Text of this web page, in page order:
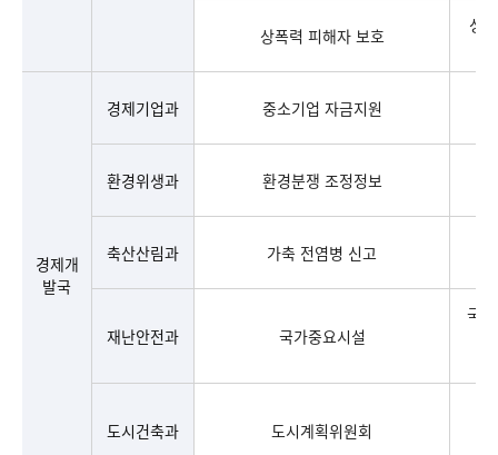
상폭력 피해자 보호 성
경제개
발국
경제기업과 중소기업 자금지원
환경위생과 환경분쟁 조정정보
축산산림과 가축 전염병 신고
재난안전과 국가중요시설
국
도시건축과 도시계획위원회